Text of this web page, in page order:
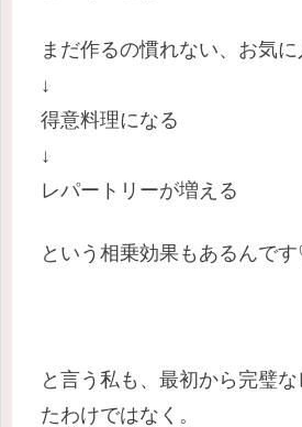
まだ作るの慣れない、お気
↓
得意料理になる
↓
レパートリーが増える
という相乗効果もあるんで
と言う私も、最初から完璧
たわけではなく。